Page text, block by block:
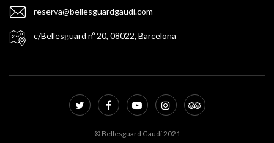
reserva@bellesguardgaudi.com
c/Bellesguard nº 20, 08022, Barcelona
© Bellesguard Gaudí 2021